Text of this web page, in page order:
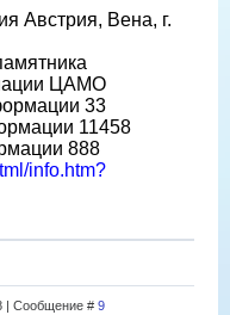
Австрия, Вена, г.
ЦАМО
33
11458
888
info.htm?
| Сообщение # 9